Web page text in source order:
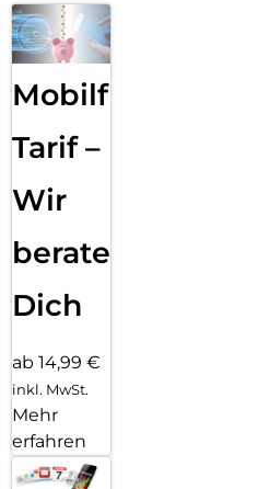
Mobilfunk
Tarif –
Wir
beraten
Dich
ab 14,99 €
inkl. MwSt.
Mehr
erfahren